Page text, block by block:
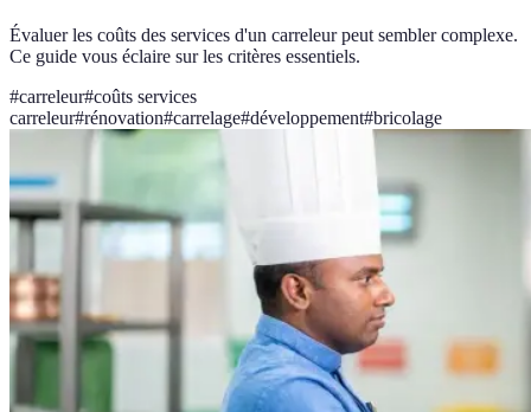
Évaluer les coûts des services d'un carreleur peut sembler complexe.
Ce guide vous éclaire sur les critères essentiels.
#carreleur#coûts services
carreleur#rénovation#carrelage#développement#bricolage